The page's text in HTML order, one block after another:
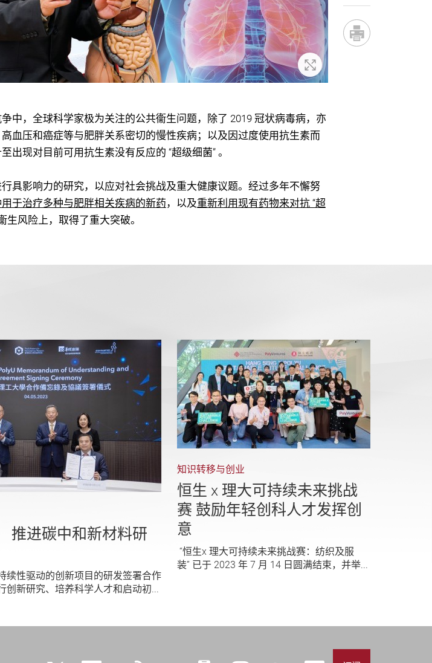
放大
中，全球科学家极为关注的公共衞生问题，除了 2019 冠状病毒病，亦
血压和癌症等与肥胖关系密切的慢性疾病；以及因过度使用抗生素而
出现对目前可用抗生素没有反应的 “超级细菌” 。
具影响力的研究，以应对社会挑战及重大健康议题。经过多年不懈努
于治疗多种与肥胖相关疾病的新药 ，以及重新利用现有药物来对抗 “超
生风险上，取得了重大突破。
进碳中和新材料研
续性驱动的创新项目的研发签署合作
创新研究、培养科学人才和启动初...
知识转移与创业
恒生 x 理大可持续未来挑战
赛 鼓励年轻创科人才发挥创
意
“恒生x 理大可持续未来挑战赛：纺织及服
装” 已于 2023 年 7 月 14 日圆满结束，并举...